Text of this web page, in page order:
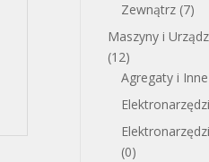
Zewnątrz (7)
Maszyny i
(12)
Agregaty i Inne
(0)